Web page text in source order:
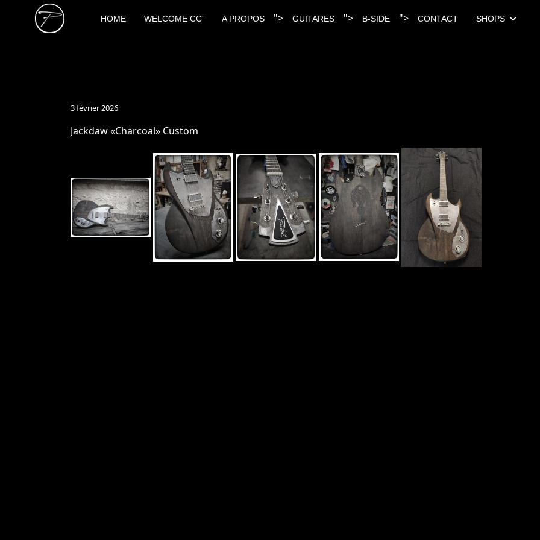
HOME WELCOME CC' A PROPOS "> GUITARES "> B-SIDE "> CONTACT SHOPS
3 février 2026
Jackdaw «Charcoal» Custom